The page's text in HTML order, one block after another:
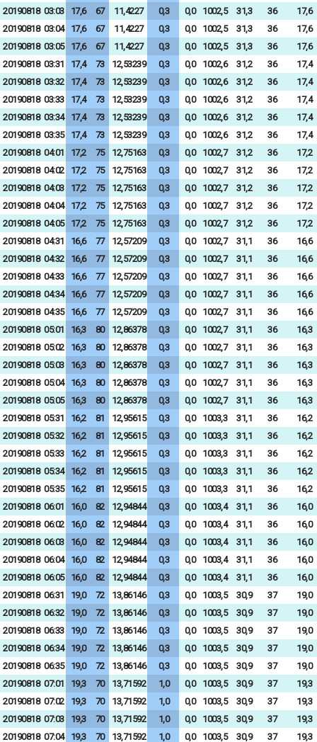
20190818 03:03 17,6 67 11,4227 0,3 0,0 1002,5 31,3 36
17,6
20190818 03:04 17,6 67 11,4227 0,3 0,0 1002,5 31,3 36
17,6
20190818 03:05 17,6 67 11,4227 0,3 0,0 1002,5 31,3 36
17,6
20190818 03:31 17,4 73 12,53239 0,3 0,0 1002,6 31,2 36
17,4
20190818 03:32 17,4 73 12,53239 0,3 0,0 1002,6 31,2 36
17,4
20190818 03:33 17,4 73 12,53239 0,3 0,0 1002,6 31,2 36
17,4
20190818 03:34 17,4 73 12,53239 0,3 0,0 1002,6 31,2 36
17,4
20190818 03:35 17,4 73 12,53239 0,3 0,0 1002,6 31,2 36
17,4
20190818 04:01 17,2 75 12,75163 0,3 0,0 1002,7 31,2 36
17,2
20190818 04:02 17,2 75 12,75163 0,3 0,0 1002,7 31,2 36
17,2
20190818 04:03 17,2 75 12,75163 0,3 0,0 1002,7 31,2 36
17,2
20190818 04:04 17,2 75 12,75163 0,3 0,0 1002,7 31,2 36
17,2
20190818 04:05 17,2 75 12,75163 0,3 0,0 1002,7 31,2 36
17,2
20190818 04:31 16,6 77 12,57209 0,3 0,0 1002,7 31,1 36
16,6
20190818 04:32 16,6 77 12,57209 0,3 0,0 1002,7 31,1 36
16,6
20190818 04:33 16,6 77 12,57209 0,3 0,0 1002,7 31,1 36
16,6
20190818 04:34 16,6 77 12,57209 0,3 0,0 1002,7 31,1 36
16,6
20190818 04:35 16,6 77 12,57209 0,3 0,0 1002,7 31,1 36
16,6
20190818 05:01 16,3 80 12,86378 0,3 0,0 1002,7 31,1 36
16,3
20190818 05:02 16,3 80 12,86378 0,3 0,0 1002,7 31,1 36
16,3
20190818 05:03 16,3 80 12,86378 0,3 0,0 1002,7 31,1 36
16,3
20190818 05:04 16,3 80 12,86378 0,3 0,0 1002,7 31,1 36
16,3
20190818 05:05 16,3 80 12,86378 0,3 0,0 1002,7 31,1 36
16,3
20190818 05:31 16,2 81 12,95615 0,3 0,0 1003,3 31,1 36
16,2
20190818 05:32 16,2 81 12,95615 0,3 0,0 1003,3 31,1 36
16,2
20190818 05:33 16,2 81 12,95615 0,3 0,0 1003,3 31,1 36
16,2
20190818 05:34 16,2 81 12,95615 0,3 0,0 1003,3 31,1 36
16,2
20190818 05:35 16,2 81 12,95615 0,3 0,0 1003,3 31,1 36
16,2
20190818 06:01 16,0 82 12,94844 0,3 0,0 1003,4 31,1 36
16,0
20190818 06:02 16,0 82 12,94844 0,3 0,0 1003,4 31,1 36
16,0
20190818 06:03 16,0 82 12,94844 0,3 0,0 1003,4 31,1 36
16,0
20190818 06:04 16,0 82 12,94844 0,3 0,0 1003,4 31,1 36
16,0
20190818 06:05 16,0 82 12,94844 0,3 0,0 1003,4 31,1 36
16,0
20190818 06:31 19,0 72 13,86146 0,3 0,0 1003,5 30,9 37
19,0
20190818 06:32 19,0 72 13,86146 0,3 0,0 1003,5 30,9 37
19,0
20190818 06:33 19,0 72 13,86146 0,3 0,0 1003,5 30,9 37
19,0
20190818 06:34 19,0 72 13,86146 0,3 0,0 1003,5 30,9 37
19,0
20190818 06:35 19,0 72 13,86146 0,3 0,0 1003,5 30,9 37
19,0
20190818 07:01 19,3 70 13,71592 1,0 0,0 1003,5 30,9 37
19,3
20190818 07:02 19,3 70 13,71592 1,0 0,0 1003,5 30,9 37
19,3
20190818 07:03 19,3 70 13,71592 1,0 0,0 1003,5 30,9 37
19,3
20190818 07:04 19,3 70 13,71592 1,0 0,0 1003,5 30,9 37 19,3